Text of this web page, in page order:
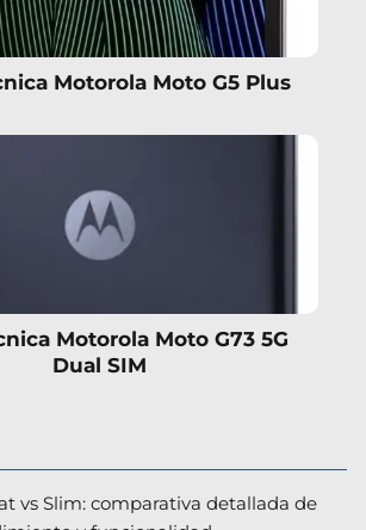
Motorola Moto G5 Plus
Motorola Moto G73 5G
Dual SIM
vs Slim: comparativa detallada de